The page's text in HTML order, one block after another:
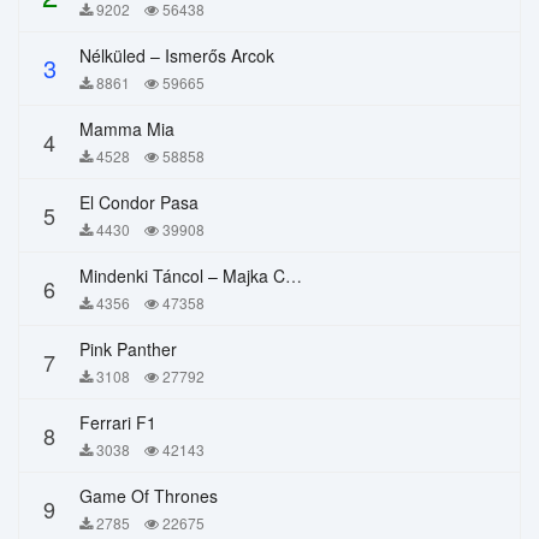
9202 56438
3 Nélküled – Ismerős Arcok
8861 59665
4 Mamma Mia
4528 58858
5 El Condor Pasa
4430 39908
6 Mindenki Táncol – Majka Curtis, Péter Majoros
4356 47358
7 Pink Panther
3108 27792
8 Ferrari F1
3038 42143
9 Game Of Thrones
2785 22675